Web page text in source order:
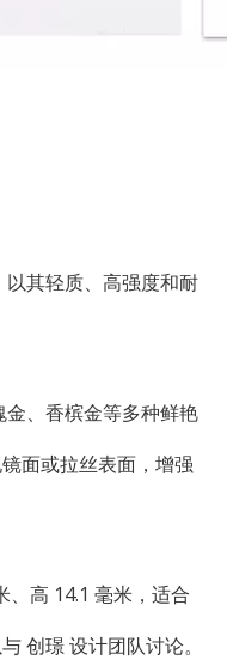
其轻质、高强度和耐
、香槟金等多种鲜艳
面或拉丝表面，增强
、高 14.1 毫米，适合
创璟 设计团队讨论。